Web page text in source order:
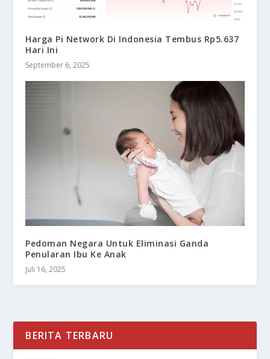
Harga Pi Network Di Indonesia Tembus Rp5.637
Hari Ini
September 6, 2025
Pedoman Negara Untuk Eliminasi Ganda
Penularan Ibu Ke Anak
Juli 16, 2025
BERITA TERBARU